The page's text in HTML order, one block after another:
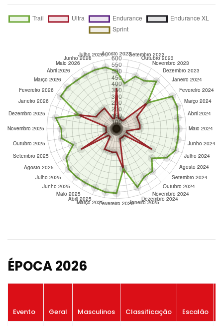
ÉPOCA 2026
Evento Geral Masculinos Classificação Escalão